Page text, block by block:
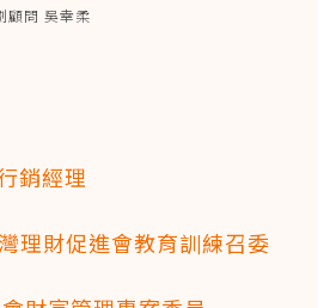
顧問 吳幸柔
銷經理
理財促進會教育訓練召委